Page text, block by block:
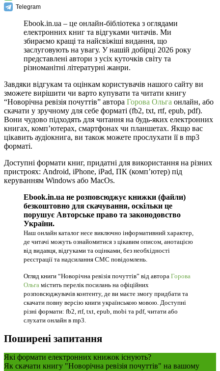
Telegram
Ebook.in.ua – це онлайн-бібліотека з оглядами
електронних книг та відгуками читачів. Ми
збираємо кращі та найсвіжіші видання, що
заслуговують на увагу. У нашій добірці 2026 року
представлені автори з усіх куточків світу та
різноманітні літературні жанри.
Завдяки відгукам та оцінкам користувачів нашого сайту ви
зможете вирішити чи варто купувати та читати книгу
“Новорічна ревізія почуттів” автора Горова Ольга онлайн, або
скачати у зручному для себе форматі (fb2, txt, rtf, epub, pdf).
Вони чудово підходять для читання на будь-яких електронних
книгах, комп’ютерах, смартфонах чи планшетах. Якщо вас
цікавить аудіокнига, ви також можете прослухати її в mp3
форматі.
Доступні формати книг, придатні для використання на різних
пристроях: Android, iPhone, iPad, ПК (комп’ютер) під
керуванням Windows або MacOs.
Ebook.in.ua не розповсюджує книжки (файли)
безкоштовно для скачування, оскільки це
порушує Авторське право та законодовство
України.
Наш онлайн каталог несе виключно інформативний характер,
де читачі можуть ознайомитися з цікавим описом, анотацією
від видавця, відгуками та оцінками, без необхідності
реєстрації та надсилання СМС повідомлень.
Огляд книги “Новорічна ревізія почуттів” від автора Горова
Ольга містить перелік посилань на офіційних
розповсюджувачів контенту, де ви маєте змогу придбати та
скачати повну версію книги українською мовою. Доступні
різні формати: fb2, rtf, txt, epub, mobi та pdf, читати або
слухати онлайн в mp3.
Поширені запитання
Які формати електронних книжок існують?
Як скачати книгу "Новорічна ревізія почуттів" на вашому